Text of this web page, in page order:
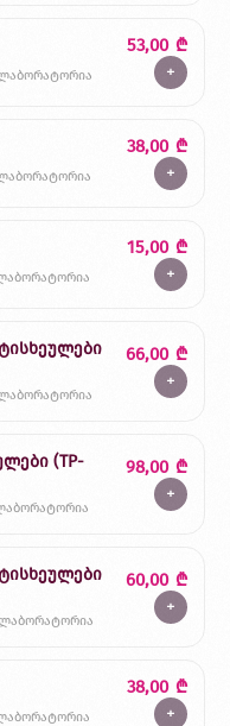
53,00 ₾
+
38,00 ₾
+
15,00 ₾
+
66,00 ₾
+
(TP-
98,00 ₾
+
60,00 ₾
+
38,00 ₾
+